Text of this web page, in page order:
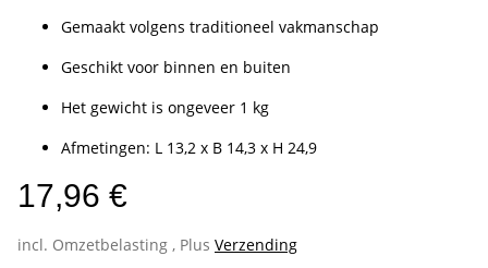
Gemaakt volgens traditioneel vakmanschap
Geschikt voor binnen en buiten
Het gewicht is ongeveer 1 kg
Afmetingen: L 13,2 x B 14,3 x H 24,9
17,96 €
incl. Omzetbelasting , Plus Verzending